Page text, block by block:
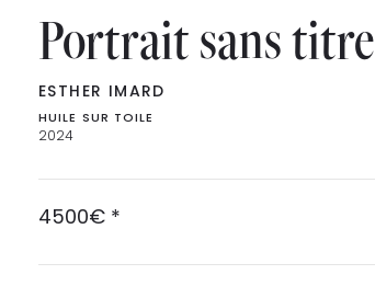
Portrait sans titre
ESTHER IMARD
HUILE SUR TOILE
2024
4500€ *